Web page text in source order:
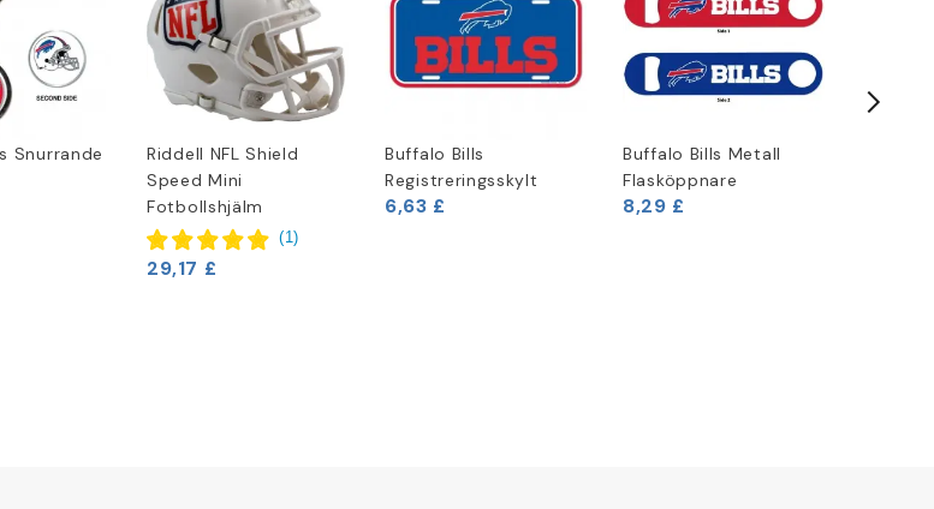
Snurrande
Riddell NFL Shield
Speed Mini
Fotbollshjälm
(1)
29,17 £
Buffalo Bills
Registreringsskylt
6,63 £
Buffalo Bills Metall
Flasköppnare
8,29 £